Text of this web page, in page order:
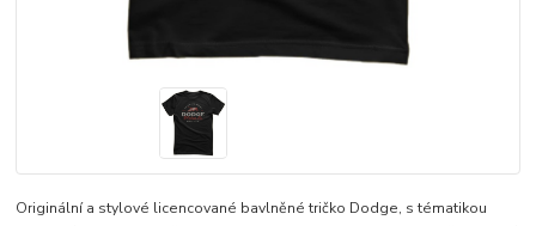
Originální a stylové licencované bavlněné tričko Dodge, s tématikou